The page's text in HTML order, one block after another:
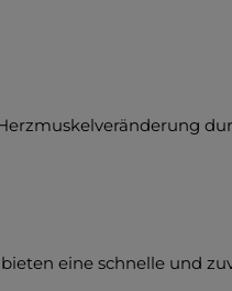
eine schnelle und